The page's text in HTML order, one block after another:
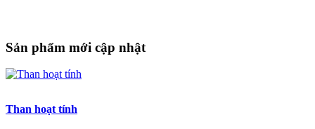
Sản phẩm mới cập nhật
Than hoạt tính